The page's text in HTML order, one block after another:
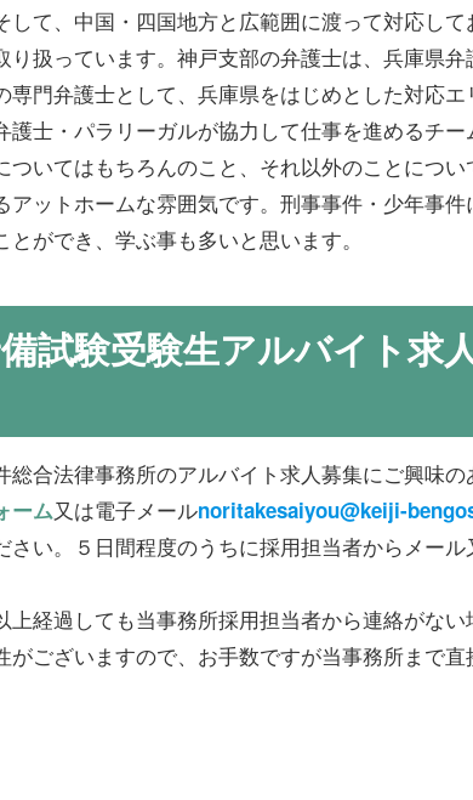
して、中国・四国地方と広範囲に渡って対応して
り扱っています。神戸支部の弁護士は、兵庫県弁
専門弁護士として、兵庫県をはじめとした対応エ
護士・パラリーガルが協力して仕事を進めるチー
ついてはもちろんのこと、それ以外のことにつ
アットホームな雰囲気です。刑事事件・少年事件
ができ、学ぶ事も多いと思います。
試験受験生アルバイト求
合法律事務所のアルバイト求人募集にご興味の
ーム又は電子メールnoritakesaiyou@keiji-
さい。５日間程度のうちに採用担当者からメー
上経過しても当事務所採用担当者から連絡がない
がございますので、お手数ですが当事務所まで直